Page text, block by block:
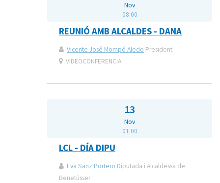
Nov
08:00
REUNIÓ AMB ALCALDES - DANA
Vicente José Mompó Aledo President
VIDEOCONFERENCIA
13
Nov
01:00
LCL - DÍA DIPU
Eva Sanz Portero Diputada i Alcaldessa de
Benetússer